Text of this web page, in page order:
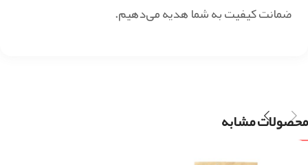
ضمانت کیفیت به شما هدیه می‌دهیم.
محصولات مشابه